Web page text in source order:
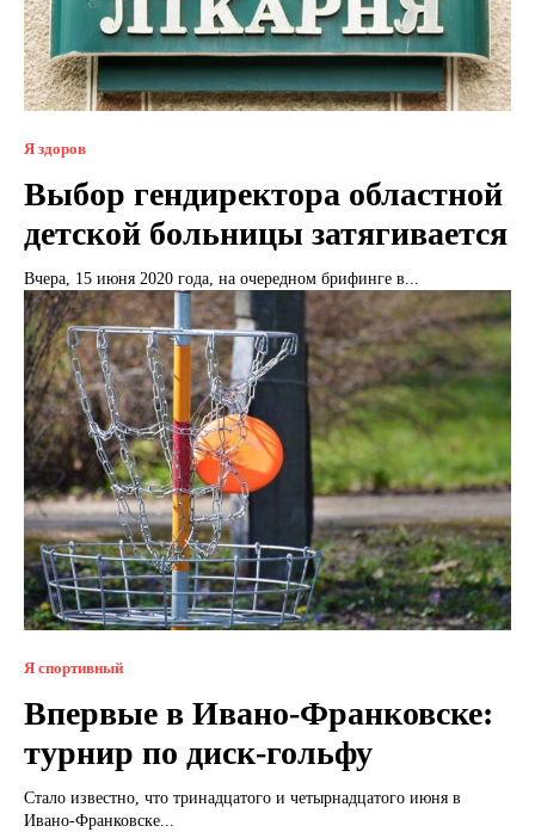
Я здоров
Выбор гендиректора областной
детской больницы затягивается
Вчера, 15 июня 2020 года, на очередном брифинге в...
Я спортивный
Впервые в Ивано-Франковске:
турнир по диск-гольфу
Стало известно, что тринадцатого и четырнадцатого июня в
Ивано-Франковске...